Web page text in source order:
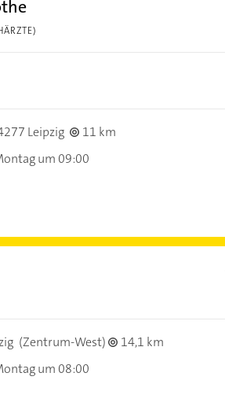
Leipzig
11 km
um 09:00
(Zentrum-West)
14,1 km
um 08:00